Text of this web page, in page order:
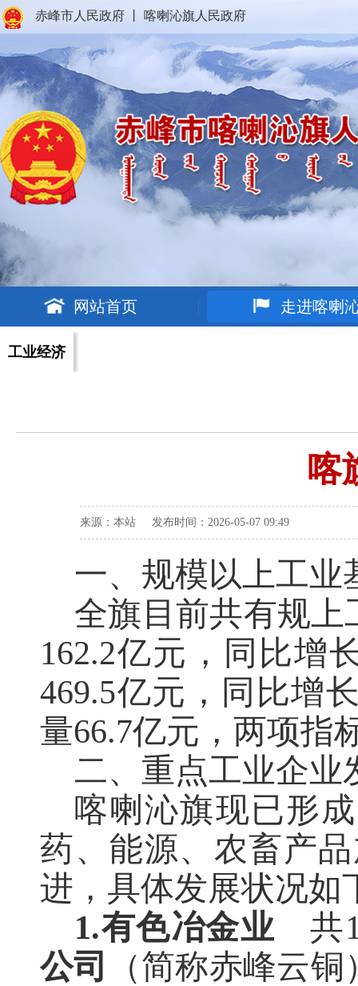
赤峰市人民政府 喀喇沁旗人民政府
网站首页 走进喀喇
工业经济
喀
来源：本站 发布时间：2026-05-07 09:49
一、规模以上工业
全旗目前共有规上
162.2亿元，同比增
469.5亿元，同比增
量66.7亿元，两项指
二、重点工业企业
喀喇沁旗现已形
药、能源、农畜产
进，具体发展状况如
1.有色冶金业 共
公司
（简称赤峰云铜